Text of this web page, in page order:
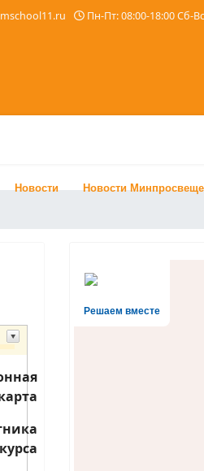
Пн-Пт: 08:00-18:00 Сб-
Новости Новости
Решаем вместе